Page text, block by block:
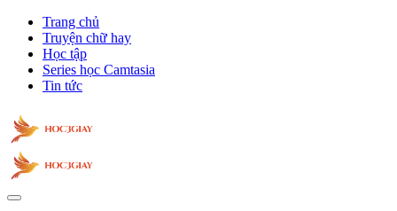
Trang chủ
Truyện chữ hay
Học tập
Series học Camtasia
Tin tức